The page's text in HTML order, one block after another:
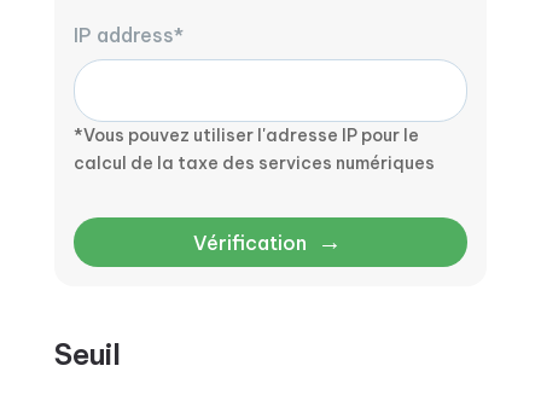
IP address*
*Vous pouvez utiliser l'adresse IP pour le
calcul de la taxe des services numériques
Vérification →
Seuil